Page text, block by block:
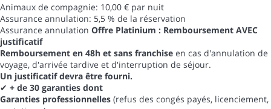
Animaux de compagnie: 10,00 € par nuit
Assurance annulation: 5,5 % de la réservation
Assurance annulation Offre Platinium : Remboursement AVEC
justificatif
Remboursement en 48h et sans franchise en cas d'annulation de
voyage, d'arrivée tardive et d'interruption de séjour.
Un justificatif devra être fourni.
✔ + de 30 garanties dont
Garanties professionnelles (refus des congés payés, licenciement,